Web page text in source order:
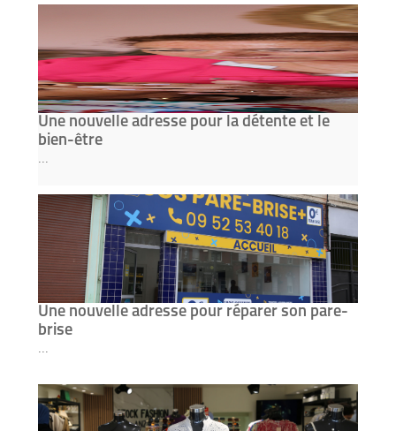
Une nouvelle adresse pour la détente et le
bien-être
Une nouvelle adresse pour réparer son pare-
brise